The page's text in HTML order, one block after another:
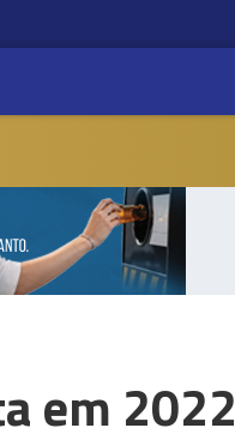
em 2022